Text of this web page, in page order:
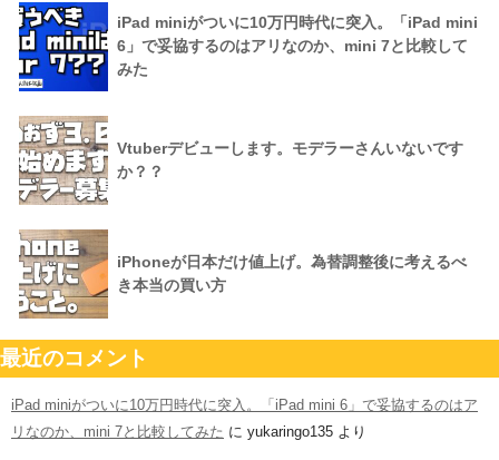
iPad miniがついに10万円時代に突入。「iPad mini
6」で妥協するのはアリなのか、mini 7と比較して
みた
Vtuberデビューします。モデラーさんいないです
か？？
iPhoneが日本だけ値上げ。為替調整後に考えるべ
き本当の買い方
最近のコメント
iPad miniがついに10万円時代に突入。「iPad mini 6」で妥協するのはア
リなのか、mini 7と比較してみた に yukaringo135 より